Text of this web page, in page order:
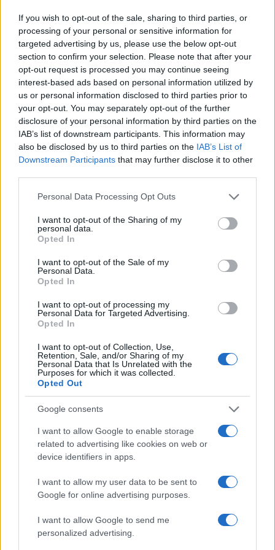
If you wish to opt-out of the sale, sharing to third parties, or
processing of your personal or sensitive information for
targeted advertising by us, please use the below opt-out
section to confirm your selection. Please note that after your
opt-out request is processed you may continue seeing
interest-based ads based on personal information utilized by
us or personal information disclosed to third parties prior to
your opt-out. You may separately opt-out of the further
disclosure of your personal information by third parties on the
IAB’s list of downstream participants. This information may
also be disclosed by us to third parties on the IAB’s List of
Downstream Participants that may further disclose it to other
Please note that this website/app uses one or more Google
not limited to your visit or usage behaviour. You may click to
grant or deny consent to Google and its third-party tags to
use your data for below specified purposes in below Google
consent section.
Personal Data Processing Opt Outs
I want to opt-out of the Sharing of my
personal data.
Opted In
I want to opt-out of the Sale of my
Personal Data.
Opted In
I want to opt-out of processing my
Personal Data for Targeted Advertising.
Opted In
I want to opt-out of Collection, Use,
Retention, Sale, and/or Sharing of my
Personal Data that Is Unrelated with the
Purposes for which it was collected.
Opted Out
Google consents
I want to allow Google to enable storage
related to advertising like cookies on web or
device identifiers in apps.
I want to allow my user data to be sent to
Google for online advertising purposes.
I want to allow Google to send me
personalized advertising.
Σχόλια
Σχολίασε εδώ
50 /50
2000 /2000
Όροι Χρήσης. Το site προστατεύεται από reCAPTCHA, ισχύουν
Πολιτική Απορρήτου
Lifestyle
ΝΤΑΝΙΕΛ ΚΡΕΓΚ
Share:
Ακολουθήστε το Νewsit.gr στοGoogle News
ενημερωθείτε πρώτοι για όλη την ειδησεογραφία και τα
τελευταία νέατης ημέρας
Πιο δημοφιλή
φωτογραφία για την επέτειο θανάτου της
αδελφής του, Λένας